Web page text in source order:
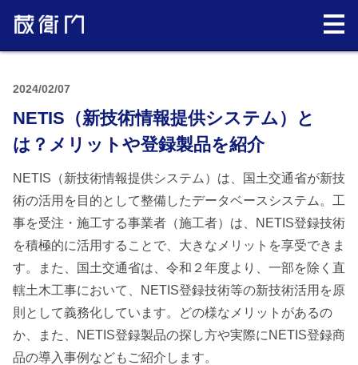
2024/02/07
NETIS（新技術情報提供システム）と
は？メリットや登録製品を紹介
NETIS（新技術情報提供システム）は、国土交通省が新技
術の活用を目的として整備したデータベースシステム。工
事を受注・施工する事業者（施工者）は、NETIS登録技術
を積極的に活用することで、大きなメリットを享受できま
す。また、国土交通省は、令和２年度より、一部を除く直
轄土木工事において、NETIS登録技術等の新技術活用を原
則として義務化しています。どの様なメリットがあるの
か、また、NETIS登録製品の探し方や実際にNETIS登録商
品の導入事例などもご紹介します。